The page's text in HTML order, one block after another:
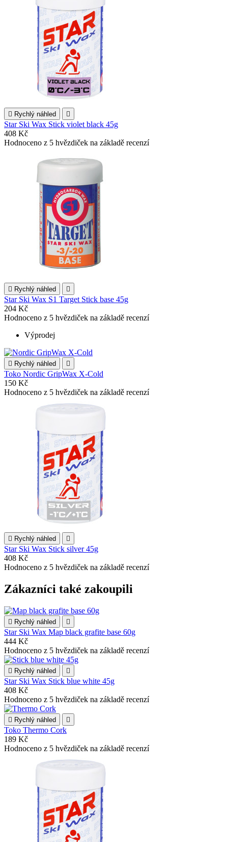
 Rychlý náhled 
Star Ski Wax Stick violet black 45g
408 Kč
Hodnoceno z 5 hvězdiček na základě recenzí
 Rychlý náhled 
Star Ski Wax S1 Target Stick base 45g
204 Kč
Hodnoceno z 5 hvězdiček na základě recenzí
Výprodej
 Rychlý náhled 
Toko Nordic GripWax X-Cold
150 Kč
Hodnoceno z 5 hvězdiček na základě recenzí
 Rychlý náhled 
Star Ski Wax Stick silver 45g
408 Kč
Hodnoceno z 5 hvězdiček na základě recenzí
Zákazníci také zakoupili
 Rychlý náhled 
Star Ski Wax Map black grafite base 60g
444 Kč
Hodnoceno z 5 hvězdiček na základě recenzí
 Rychlý náhled 
Star Ski Wax Stick blue white 45g
408 Kč
Hodnoceno z 5 hvězdiček na základě recenzí
 Rychlý náhled 
Toko Thermo Cork
189 Kč
Hodnoceno z 5 hvězdiček na základě recenzí